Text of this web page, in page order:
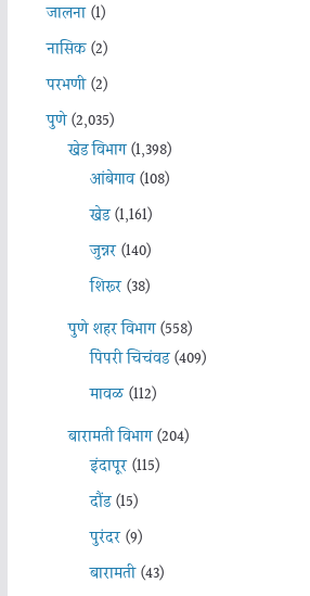
जालना(1)
नासिक(2)
परभणी(2)
पुणे(2,035)
खेड विभाग(1,398)
आंबेगाव(108)
खेड(1,161)
जुन्नर(140)
शिरूर(38)
पुणे शहर विभाग(558)
पिंपरी चिचंवड(409)
मावळ(112)
बारामती विभाग(204)
इंदापूर(115)
दौंड(15)
पुरंदर(9)
बारामती(43)